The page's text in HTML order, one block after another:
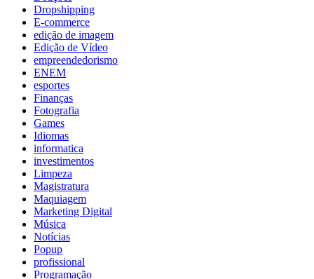
Dropshipping
E-commerce
edição de imagem
Edição de Vídeo
empreendedorismo
ENEM
esportes
Finanças
Fotografia
Games
Idiomas
informatica
investimentos
Limpeza
Magistratura
Maquiagem
Marketing Digital
Música
Notícias
Popup
profissional
Programação